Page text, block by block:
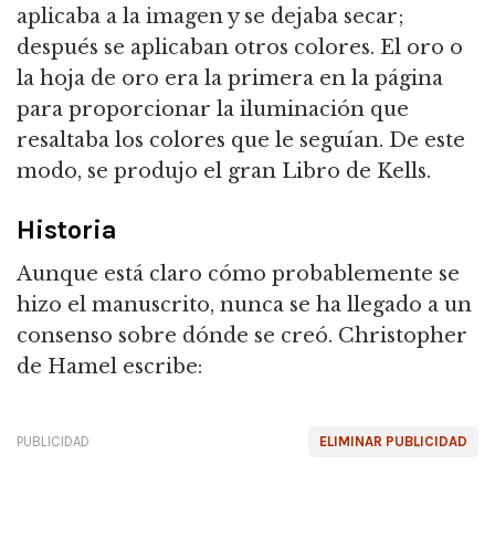
aplicaba a la imagen y se dejaba secar;
después se aplicaban otros colores. El oro o
la hoja de oro era la primera en la página
para proporcionar la iluminación que
resaltaba los colores que le seguían. De este
modo, se produjo el gran Libro de Kells.
Historia
Aunque está claro cómo probablemente se
hizo el manuscrito, nunca se ha llegado a un
consenso sobre dónde se creó. Christopher
de Hamel escribe:
ELIMINAR PUBLICIDAD
PUBLICIDAD